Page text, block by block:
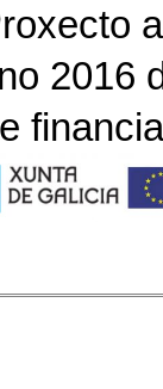
2016